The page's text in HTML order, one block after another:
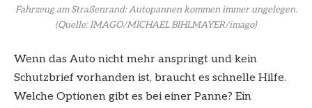
Fahrzeug am Straßenrand: Autopannen kommen immer ungelegen.
(Quelle: IMAGO/MICHAEL BIHLMAYER/imago)
Wenn das Auto nicht mehr anspringt und kein
Schutzbrief vorhanden ist, braucht es schnelle Hilfe.
Welche Optionen gibt es bei einer Panne? Ein